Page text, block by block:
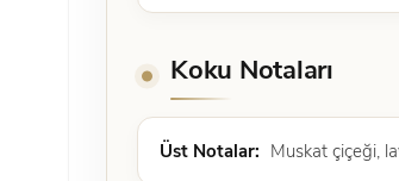
Koku Notaları
Üst Notalar: Muskat çiçeği,